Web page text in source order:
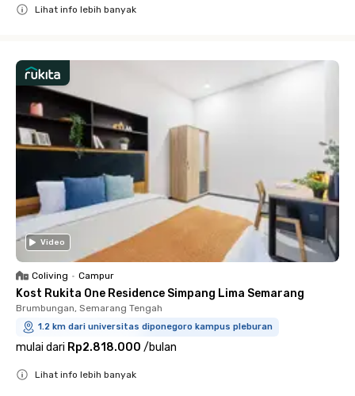
Lihat info lebih banyak
Video
Coliving • Campur
Kost Rukita One Residence Simpang Lima Semarang
Brumbungan, Semarang Tengah
1.2 km dari universitas diponegoro kampus pleburan
mulai dari Rp2.818.000 /bulan
Lihat info lebih banyak